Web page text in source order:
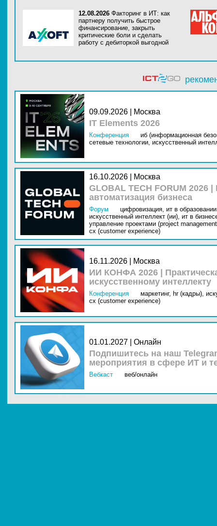
12.08.2026 Факторинг в ИТ: как
партнеру получить быстрое
финансирование, закрыть
критические боли и сделать
работу с дебиторкой выгодной
09.09.2026 | Москва
IT Elements 2026
Конференция
иб (информационная
сетевые технологии, искусственный
16.10.2026 | Москва
GLOBAL TECH FORUM
автоматизация бизнеса
Форум цифровизация, ит в
искусственный интеллект (ии), ит в
управление проектами (project
cx (customer experience)
16.11.2026 | Москва
ИИ КОНФА 2026 |
искусственному интеллекту
Конференция маркетинг, hr (кадры),
cx (customer experience)
01.01.2027 | Онлайн
Подпишитесь на наш
мероприятия в сфере ИТ и
Вебкаст веб/онлайн